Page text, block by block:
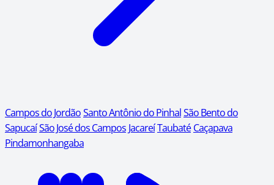
Campos do JordãoSanto Antônio do PinhalSão Bento do
SapucaíSão José dos Campos JacareíTaubaté Caçapava
Pindamonhangaba